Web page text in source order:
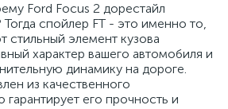
Ford Focus 2 дорестайл
спойлер FT - это именно то,
стильный элемент кузова
характер вашего автомобиля и
динамику на дороге.
из качественного
гарантирует его прочность и